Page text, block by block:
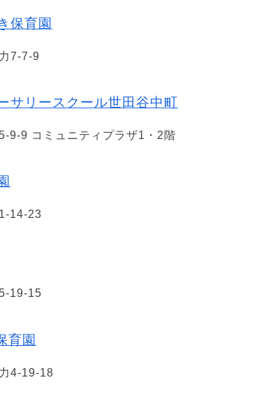
保育園
7-7-9
サリースクール世田谷中町
9-9 コミュニティプラザ1・2階
14-23
19-15
育園
4-19-18